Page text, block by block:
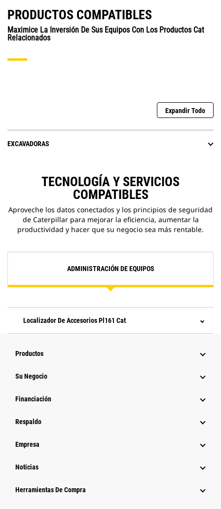
PRODUCTOS COMPATIBLES
Maximice La Inversión De Sus Equipos Con Los Productos Cat
Relacionados
Expandir Todo
EXCAVADORAS
TECNOLOGÍA Y SERVICIOS
COMPATIBLES
Aproveche los datos conectados y los principios de seguridad
de Caterpillar para mejorar la eficiencia, aumentar la
productividad y hacer que su negocio sea más rentable.
ADMINISTRACIÓN DE EQUIPOS
Localizador De Accesorios Pl161 Cat
Productos
Su Negocio
Financiación
Respaldo
Empresa
Noticias
Herramientas De Compra